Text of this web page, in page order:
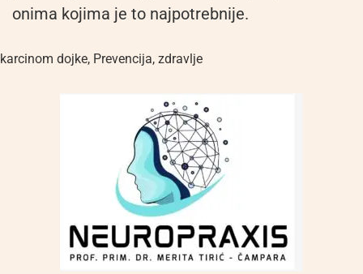
onima kojima je to najpotrebnije.
karcinom dojke, Prevencija, zdravlje